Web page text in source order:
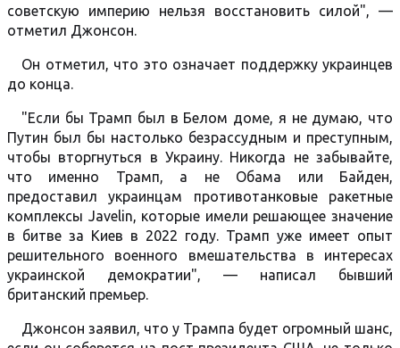
советскую империю нельзя восстановить силой", —
отметил Джонсон.
Он отметил, что это означает поддержку украинцев
до конца.
"Если бы Трамп был в Белом доме, я не думаю, что
Путин был бы настолько безрассудным и преступным,
чтобы вторгнуться в Украину. Никогда не забывайте,
что именно Трамп, а не Обама или Байден,
предоставил украинцам противотанковые ракетные
комплексы Javelin, которые имели решающее значение
в битве за Киев в 2022 году. Трамп уже имеет опыт
решительного военного вмешательства в интересах
украинской демократии", — написал бывший
британский премьер.
Джонсон заявил, что у Трампа будет огромный шанс,